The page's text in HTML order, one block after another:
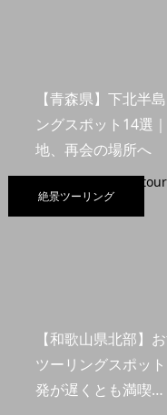
【青森県】下北半
ングスポット14選
地、再会の場所へ
絶景ツーリング
【和歌山県北部】
ツーリングスポッ
発が遅くとも満喫…